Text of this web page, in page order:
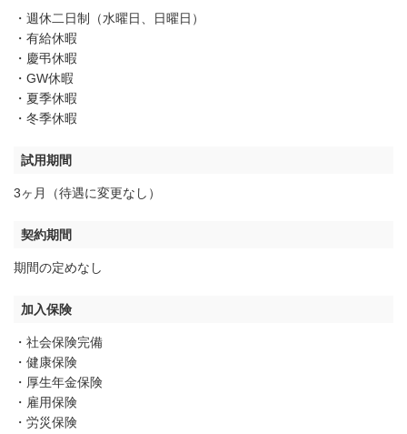
・週休二日制（水曜日、日曜日）
・有給休暇
・慶弔休暇
・GW休暇
・夏季休暇
・冬季休暇
試用期間
3ヶ月（待遇に変更なし）
契約期間
期間の定めなし
加入保険
・社会保険完備
・健康保険
・厚生年金保険
・雇用保険
・労災保険